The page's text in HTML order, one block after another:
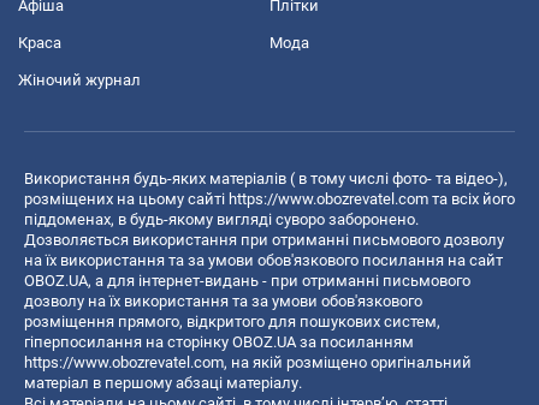
Афіша Плітки
Краса Мода
Жіночий журнал
Використання будь-яких матеріалів ( в тому числі фото- та відео-),
розміщених на цьому сайті https://www.obozrevatel.com та всіх його
піддоменах, в будь-якому вигляді суворо заборонено.
Дозволяється використання при отриманні письмового дозволу
на їх використання та за умови обов'язкового посилання на сайт
OBOZ.UA, а для інтернет-видань - при отриманні письмового
дозволу на їх використання та за умови обов'язкового
розміщення прямого, відкритого для пошукових систем,
гіперпосилання на сторінку OBOZ.UA за посиланням
https://www.obozrevatel.com, на якій розміщено оригінальний
матеріал в першому абзаці матеріалу.